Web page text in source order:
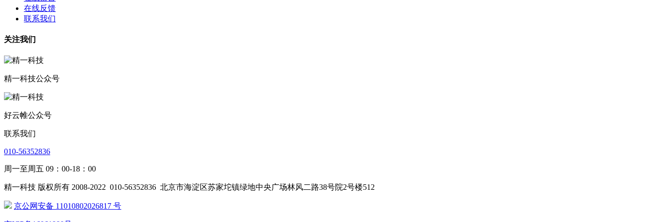
在线反馈
联系我们
关注我们
精一科技公众号
好云帷公众号
联系我们
010-56352836
周一至周五 09：00-18：00
精一科技 版权所有 2008-2022 010-56352836 北京市海淀区苏家坨镇绿地中央广场林风二路38号院2号楼512
京公网安备 11010802026817 号